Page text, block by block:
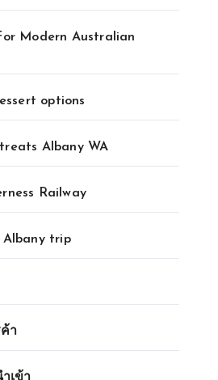
Modern Australian
options
Albany WA
Railway
trip
า